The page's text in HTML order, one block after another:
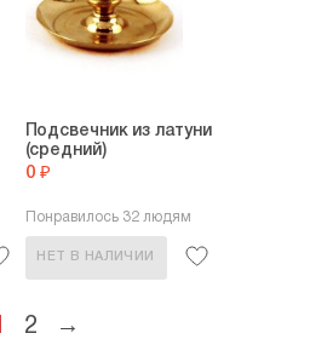
Подсвечник из латуни
(средний)
0 ₽
Понравилось 32 людям
НЕТ В НАЛИЧИИ
2 →